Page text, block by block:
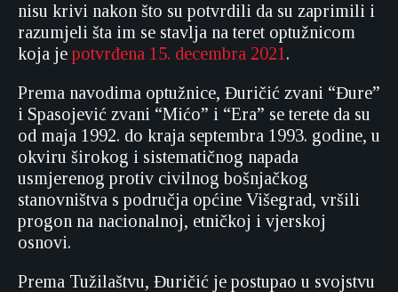
nisu krivi nakon što su potvrdili da su zaprimili i
razumjeli šta im se stavlja na teret optužnicom
koja je potvrđena 15. decembra 2021 .
Prema navodima optužnice, Đuričić zvani “Đure”
i Spasojević zvani “Mićo” i “Era” se terete da su
od maja 1992. do kraja septembra 1993. godine, u
okviru širokog i sistematičnog napada
usmjerenog protiv civilnog bošnjačkog
stanovništva s područja općine Višegrad, vršili
progon na nacionalnoj, etničkoj i vjerskoj
osnovi.
Prema Tužilaštvu, Đuričić je postupao u svojstvu